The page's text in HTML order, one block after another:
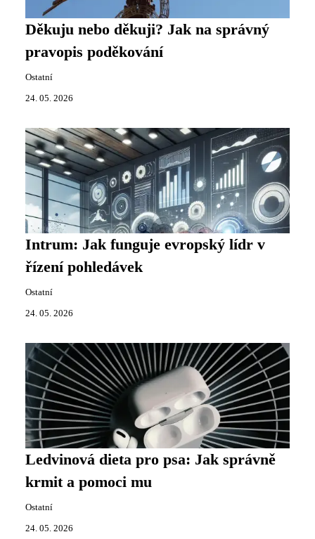
Děkuju nebo děkuji? Jak na správný
pravopis poděkování
Ostatní
24. 05. 2026
Intrum: Jak funguje evropský lídr v
řízení pohledávek
Ostatní
24. 05. 2026
Ledvinová dieta pro psa: Jak správně
krmit a pomoci mu
Ostatní
24. 05. 2026